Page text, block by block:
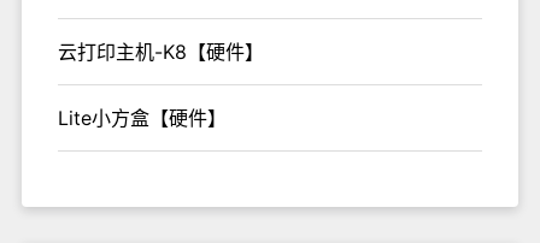
云打印主机-K8【硬件】
Lite小方盒【硬件】